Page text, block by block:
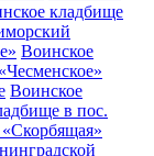
кладбище
Воинское
Воинское
в пос.